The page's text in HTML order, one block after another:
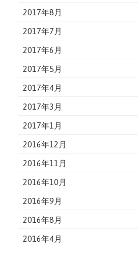
2017年8月
2017年7月
2017年6月
2017年5月
2017年4月
2017年3月
2017年1月
2016年12月
2016年11月
2016年10月
2016年9月
2016年8月
2016年4月